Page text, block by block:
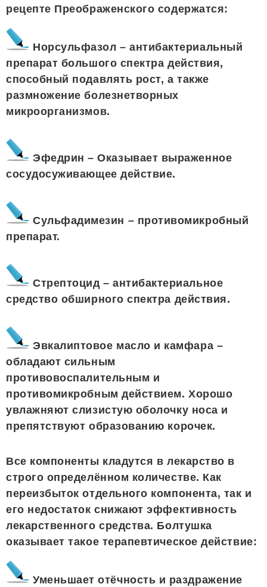
рецепте Преображенского содержатся:
Норсульфазол – антибактериальный
препарат большого спектра действия,
способный подавлять рост, а также
размножение болезнетворных
микроорганизмов.
Эфедрин – Оказывает выраженное
сосудосуживающее действие.
Сульфадимезин – противомикробный
препарат.
Стрептоцид – антибактериальное
средство обширного спектра действия.
Эвкалиптовое масло и камфара –
обладают сильным
противовоспалительным и
противомикробным действием. Хорошо
увлажняют слизистую оболочку носа и
препятствуют образованию корочек.
Все компоненты кладутся в лекарство в
строго определённом количестве. Как
переизбыток отдельного компонента, так и
его недостаток снижают эффективность
лекарственного средства. Болтушка
оказывает такое терапевтическое действие:
Уменьшает отёчность и раздражение